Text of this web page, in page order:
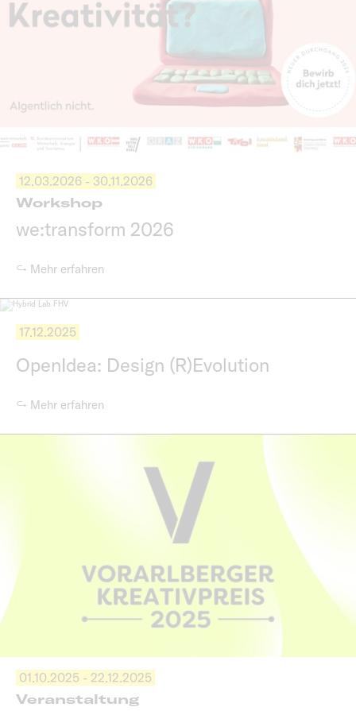
12.03.2026 - 30.11.2026
Workshop
we:transform 2026
↪ Mehr erfahren
17.12.2025
OpenIdea: Design (R)Evolution
↪ Mehr erfahren
01.10.2025 - 22.12.2025
Veranstaltung